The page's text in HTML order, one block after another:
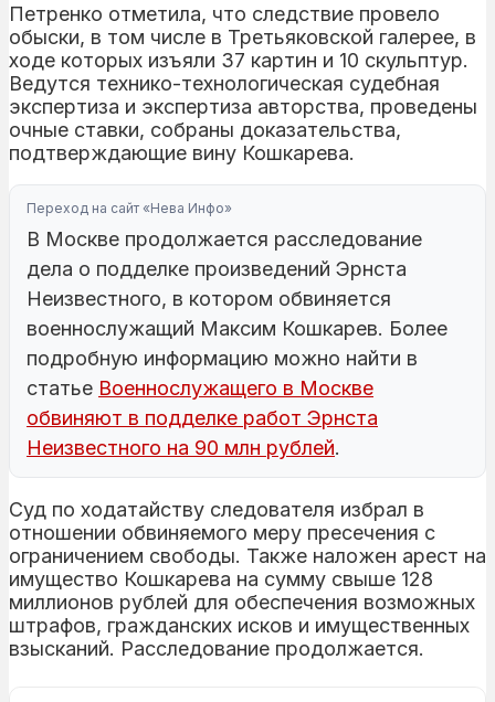
Петренко отметила, что следствие провело
обыски, в том числе в Третьяковской галерее, в
ходе которых изъяли 37 картин и 10 скульптур.
Ведутся технико-технологическая судебная
экспертиза и экспертиза авторства, проведены
очные ставки, собраны доказательства,
подтверждающие вину Кошкарева.
Переход на сайт «Нева Инфо»
В Москве продолжается расследование
дела о подделке произведений Эрнста
Неизвестного, в котором обвиняется
военнослужащий Максим Кошкарев. Более
подробную информацию можно найти в
статье Военнослужащего в Москве
обвиняют в подделке работ Эрнста
Неизвестного на 90 млн рублей.
Суд по ходатайству следователя избрал в
отношении обвиняемого меру пресечения с
ограничением свободы. Также наложен арест на
имущество Кошкарева на сумму свыше 128
миллионов рублей для обеспечения возможных
штрафов, гражданских исков и имущественных
взысканий. Расследование продолжается.